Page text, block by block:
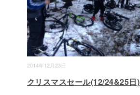
2014年12月23日
クリスマスセール(12/24&25日)